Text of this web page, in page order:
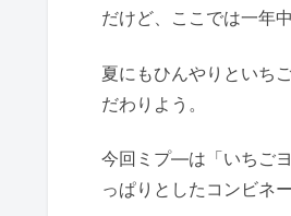
だけど、ここでは一年
夏にもひんやりといち
だわりよう。
今回ミプ―は「いちご
っぱりとしたコンビネ